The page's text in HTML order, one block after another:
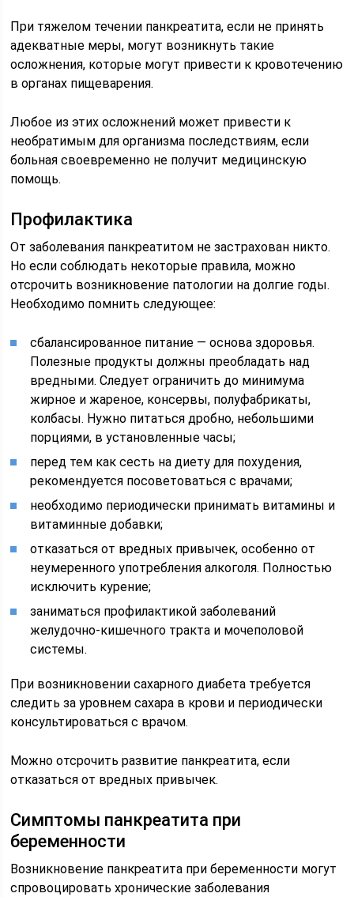
При тяжелом течении панкреатита, если не принять
адекватные меры, могут возникнуть такие
осложнения, которые могут привести к кровотечению
в органах пищеварения.
Любое из этих осложнений может привести к
необратимым для организма последствиям, если
больная своевременно не получит медицинскую
помощь.
Профилактика
От заболевания панкреатитом не застрахован никто.
Но если соблюдать некоторые правила, можно
отсрочить возникновение патологии на долгие годы.
Необходимо помнить следующее:
сбалансированное питание — основа здоровья.
Полезные продукты должны преобладать над
вредными. Следует ограничить до минимума
жирное и жареное, консервы, полуфабрикаты,
колбасы. Нужно питаться дробно, небольшими
порциями, в установленные часы;
перед тем как сесть на диету для похудения,
рекомендуется посоветоваться с врачами;
необходимо периодически принимать витамины и
витаминные добавки;
отказаться от вредных привычек, особенно от
неумеренного употребления алкоголя. Полностью
исключить курение;
заниматься профилактикой заболеваний
желудочно-кишечного тракта и мочеполовой
системы.
При возникновении сахарного диабета требуется
следить за уровнем сахара в крови и периодически
консультироваться с врачом.
Можно отсрочить развитие панкреатита, если
отказаться от вредных привычек.
Симптомы панкреатита при
беременности
Возникновение панкреатита при беременности могут
спровоцировать хронические заболевания